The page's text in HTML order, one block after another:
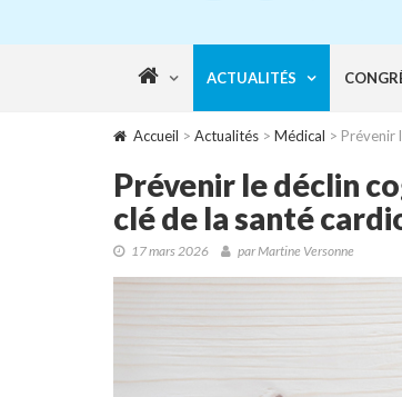
ACTUALITÉS
Accueil > Actualités > Médical > Prévenir
Prévenir le déclin
clé de la santé
17 mars 2026 par Martine Versonne